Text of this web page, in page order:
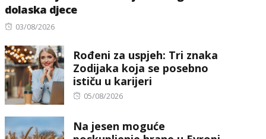
dolaska djece
Posted
03/08/2026
Rođeni za uspjeh: Tri znaka
Zodijaka koja se posebno
ističu u karijeri
Posted
05/08/2026
Na jesen moguće